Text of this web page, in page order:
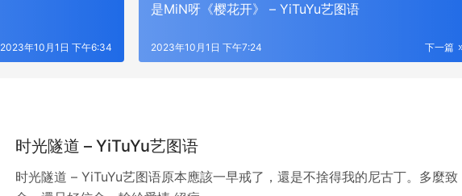
2023年10月1日 下午6:34
是MiN呀《樱花开》 – YiTuYu艺图语
下一篇
2023年10月1日 下午7:24
时光隧道 – YiTuYu艺图语
时光隧道 – YiTuYu艺图语原本應該一早戒了，還是不捨得我的尼古丁。多麼致